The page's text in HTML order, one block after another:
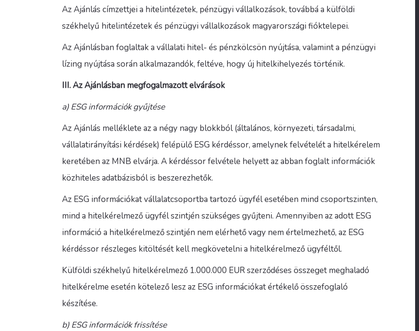
Az Ajánlás címzettjei a hitelintézetek, pénzügyi vállalkozások, továbbá a külföldi
székhelyű hitelintézetek és pénzügyi vállalkozások magyarországi fióktelepei.
Az Ajánlásban foglaltak a vállalati hitel- és pénzkölcsön nyújtása, valamint a pénzügyi
lízing nyújtása során alkalmazandók, feltéve, hogy új hitelkihelyezés történik.
III. Az Ajánlásban megfogalmazott elvárások
a) ESG információk gyűjtése
Az Ajánlás melléklete az a négy nagy blokkból (általános, környezeti, társadalmi,
vállalatirányítási kérdések) felépülő ESG kérdéssor, amelynek felvételét a hitelkérelem
keretében az MNB elvárja. A kérdéssor felvétele helyett az abban foglalt információk
közhiteles adatbázisból is beszerezhetők.
Az ESG információkat vállalatcsoportba tartozó ügyfél esetében mind csoportszinten,
mind a hitelkérelmező ügyfél szintjén szükséges gyűjteni. Amennyiben az adott ESG
információ a hitelkérelmező szintjén nem elérhető vagy nem értelmezhető, az ESG
kérdéssor részleges kitöltését kell megkövetelni a hitelkérelmező ügyféltől.
Külföldi székhelyű hitelkérelmező 1.000.000 EUR szerződéses összeget meghaladó
hitelkérelme esetén kötelező lesz az ESG információkat értékelő összefoglaló
készítése.
b) ESG információk frissítése